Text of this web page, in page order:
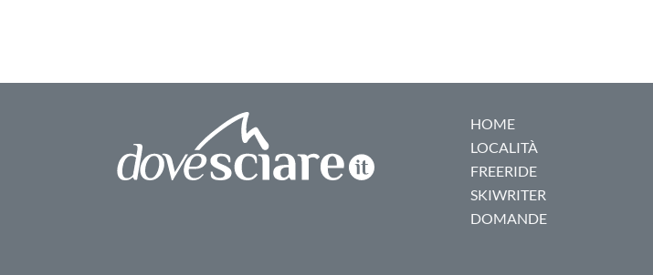
HOME
LOCALITÀ
FREERIDE
SKIWRITER
DOMANDE